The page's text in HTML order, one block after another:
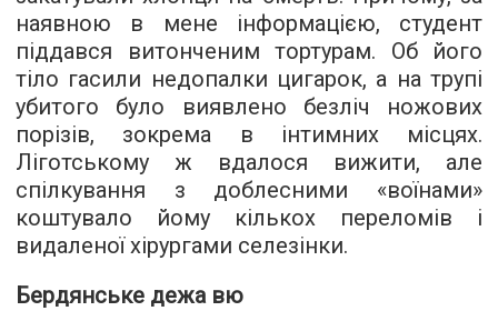
наявною в мене інформацією, студент
піддався витонченим тортурам. Об його
тіло гасили недопалки цигарок, а на трупі
убитого було виявлено безліч ножових
порізів, зокрема в інтимних місцях.
Ліготському ж вдалося вижити, але
спілкування з доблесними «воїнами»
коштувало йому кількох переломів і
видаленої хірургами селезінки.
Бердянське дежа вю